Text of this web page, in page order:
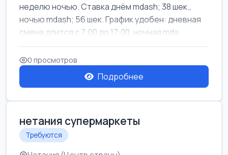
неделю ночью. Ставка днём mdash; 38 шек.,
ночью mdash; 56 шек. График удобен: дневная
смена длится с 7:00 до 17:00, ночная mda...
0 просмотров
Подробнее
нетания супермаркеты
Требуются